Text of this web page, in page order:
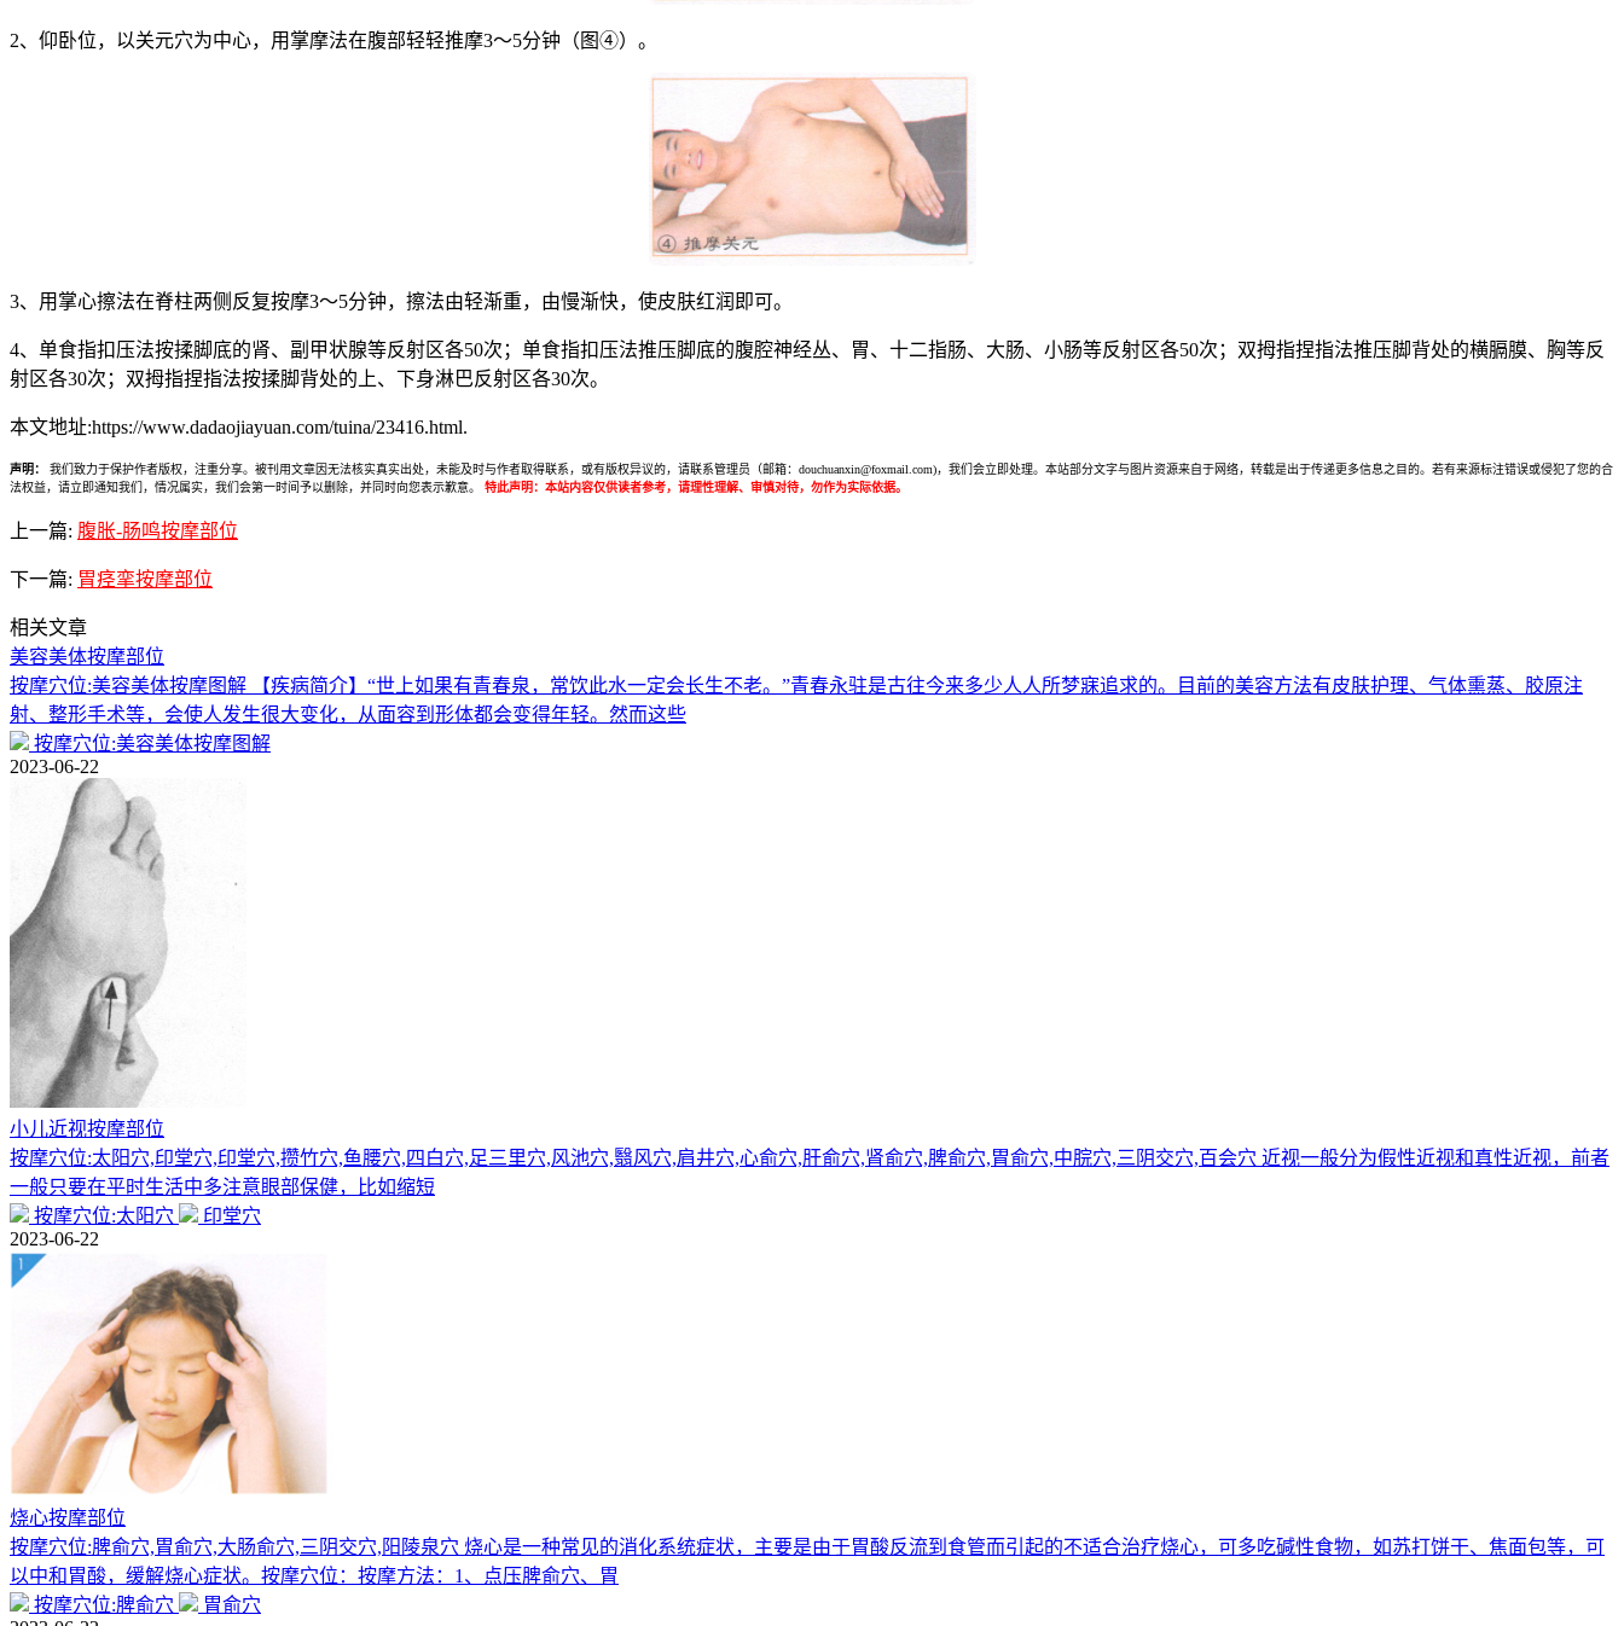
2、仰卧位，以关元穴为中心，用掌摩法在腹部轻轻推摩3〜5分钟（图④）。
3、用掌心擦法在脊柱两侧反复按摩3〜5分钟，擦法由轻渐重，由慢渐快，使皮肤红润即可。
4、单食指扣压法按揉脚底的肾、副甲状腺等反射区各50次；单食指扣压法推压脚底的腹腔神经丛、胃、十二指肠、大肠、小肠等反射区各50次；双拇指捏指法推压脚背处的横膈膜、胸等反
射区各30次；双拇指捏指法按揉脚背处的上、下身淋巴反射区各30次。
本文地址:https://www.dadaojiayuan.com/tuina/23416.html.
声明：
我们致力于保护作者版权，注重分享。被刊用文章因无法核实真实出处，未能及时与作者取得联系，或有版权异议的，请联系管理员（邮箱：douchuanxin@foxmail.com)，我们会立即处理。本站部分文字与图片资源来自于网络，转载是出于传递更多信息之目的。若有来源标注错误或侵犯了您的合
法权益，请立即通知我们，情况属实，我们会第一时间予以删除，并同时向您表示歉意。
特此声明：本站内容仅供读者参考，请理性理解、审慎对待，勿作为实际依据。
上一篇: 腹胀-肠鸣按摩部位
下一篇: 胃痉挛按摩部位
相关文章
美容美体按摩部位
按摩穴位:美容美体按摩图解 【疾病简介】“世上如果有青春泉，常饮此水一定会长生不老。”青春永驻是古往今来多少人人所梦寐追求的。目前的美容方法有皮肤护理、气体熏蒸、胶原注
射、整形手术等，会使人发生很大变化，从面容到形体都会变得年轻。然而这些
按摩穴位:美容美体按摩图解
2023-06-22
小儿近视按摩部位
按摩穴位:太阳穴,印堂穴,印堂穴,攒竹穴,鱼腰穴,四白穴,足三里穴,风池穴,翳风穴,肩井穴,心俞穴,肝俞穴,肾俞穴,脾俞穴,胃俞穴,中脘穴,三阴交穴,百会穴 近视一般分为假性近视和真性近视，前者
一般只要在平时生活中多注意眼部保健，比如缩短
按摩穴位:太阳穴
印堂穴
2023-06-22
烧心按摩部位
按摩穴位:脾俞穴,胃俞穴,大肠俞穴,三阴交穴,阳陵泉穴 烧心是一种常见的消化系统症状，主要是由于胃酸反流到食管而引起的不适合治疗烧心，可多吃碱性食物，如苏打饼干、焦面包等，可
以中和胃酸，缓解烧心症状。按摩穴位：按摩方法：1、点压脾俞穴、胃
按摩穴位:脾俞穴
胃俞穴